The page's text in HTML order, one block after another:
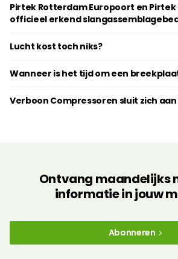
Pirtek Rotterdam Europoort en
officieel erkend
Lucht kost toch niks?
Wanneer is het tijd om een
Verboon Compressoren sluit zich
Ontvang maandelijks
informatie in jouw
Abonneren